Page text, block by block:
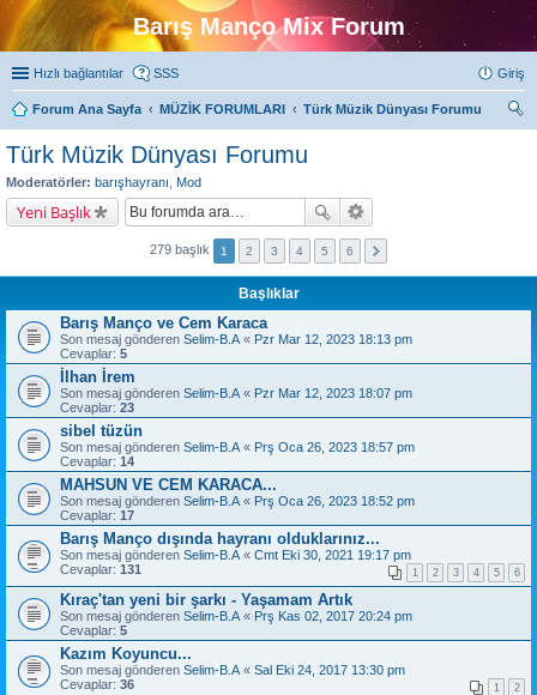
Barış Manço Mix Forum
Hızlı bağlantılar SSS Giriş
Forum Ana Sayfa MÜZİK FORUMLARI
Türk Müzik Dünyası Forumu
Türk Müzik Dünyası Forumu
Moderatörler: barışhayranı Mod
Yeni Başlık
279 başlık 1 2 3 4 5 6
Başlıklar
Barış Manço ve Cem Karaca
Son mesaj gönderen Selim-B.A « Pzr Mar 12, 2023 18:13 pm
Cevaplar: 5
İlhan İrem
Son mesaj gönderen Selim-B.A « Pzr Mar 12, 2023 18:07 pm
Cevaplar: 23
sibel tüzün
Son mesaj gönderen Selim-B.A « Prş Oca 26, 2023 18:57 pm
Cevaplar: 14
MAHSUN VE CEM KARACA...
Son mesaj gönderen Selim-B.A « Prş Oca 26, 2023 18:52 pm
Cevaplar: 17
Barış Manço dışında hayranı olduklarınız...
Son mesaj gönderen Selim-B.A « Cmt Eki 30, 2021 19:17 pm
Cevaplar: 131 1 2 3 4 5 6
Kıraç'tan yeni bir şarkı - Yaşamam Artık
Son mesaj gönderen Selim-B.A « Prş Kas 02, 2017 20:24 pm
Cevaplar: 5
Kazım Koyuncu...
Son mesaj gönderen Selim-B.A « Sal Eki 24, 2017 13:30 pm
Cevaplar: 36 1 2